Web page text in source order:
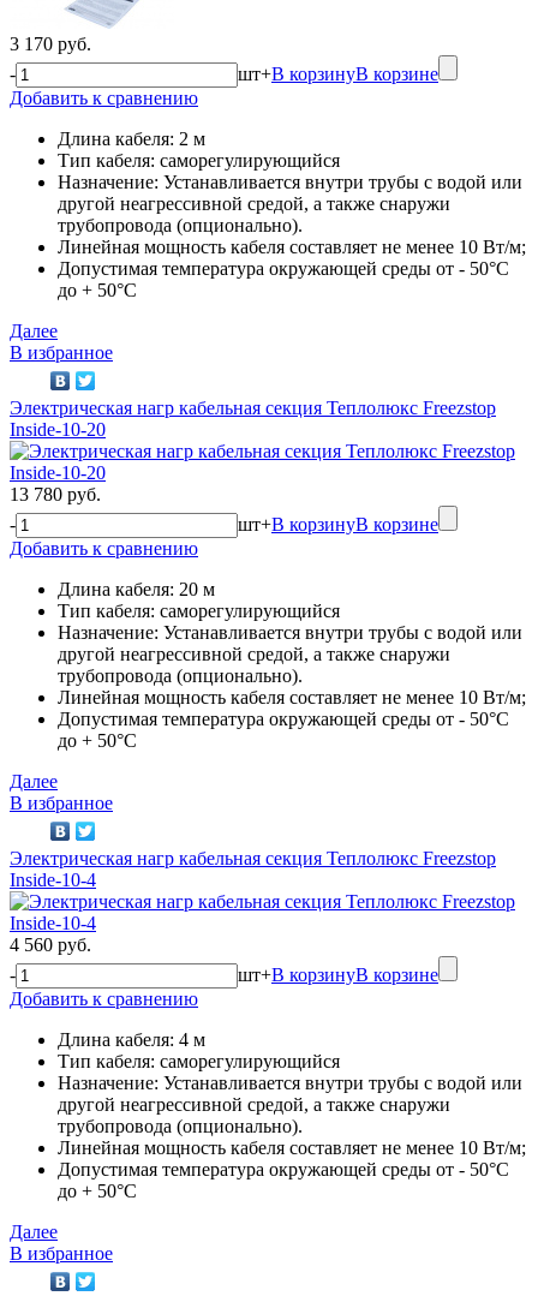
3 170 руб.
-
шт+В корзинуВ корзине
Добавить к сравнению
Длина кабеля: 2 м
Тип кабеля: саморегулирующийся
Назначение: Устанавливается внутри трубы с водой или
другой неагрессивной средой, а также снаружи
трубопровода (опционально).
Линейная мощность кабеля составляет не менее 10 Вт/м;
Допустимая температура окружающей среды от - 50°C
до + 50°C
Далее
В избранное
Электрическая нагр кабельная секция Теплолюкс Freezstop
Inside-10-20
13 780 руб.
-
шт+В корзинуВ корзине
Добавить к сравнению
Длина кабеля: 20 м
Тип кабеля: саморегулирующийся
Назначение: Устанавливается внутри трубы с водой или
другой неагрессивной средой, а также снаружи
трубопровода (опционально).
Линейная мощность кабеля составляет не менее 10 Вт/м;
Допустимая температура окружающей среды от - 50°C
до + 50°C
Далее
В избранное
Электрическая нагр кабельная секция Теплолюкс Freezstop
Inside-10-4
4 560 руб.
-
шт+В корзинуВ корзине
Добавить к сравнению
Длина кабеля: 4 м
Тип кабеля: саморегулирующийся
Назначение: Устанавливается внутри трубы с водой или
другой неагрессивной средой, а также снаружи
трубопровода (опционально).
Линейная мощность кабеля составляет не менее 10 Вт/м;
Допустимая температура окружающей среды от - 50°C
до + 50°C
Далее
В избранное